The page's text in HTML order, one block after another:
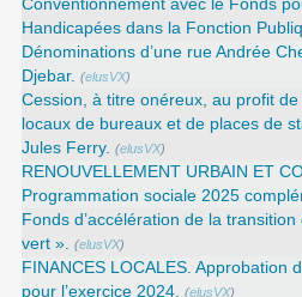
Conventionnement avec le Fonds
Handicapées dans la Fonction
Dénominations d’une rue Andrée
Djebar.
(elusVX)
Cession, à titre onéreux, au profit
locaux de bureaux et de places de
Jules Ferry.
(elusVX)
RENOUVELLEMENT URBAIN ET
Programmation sociale 2025
Fonds d’accélération de la
vert ».
(elusVX)
FINANCES LOCALES. Approbation
pour l’exercice 2024.
(elusVX)